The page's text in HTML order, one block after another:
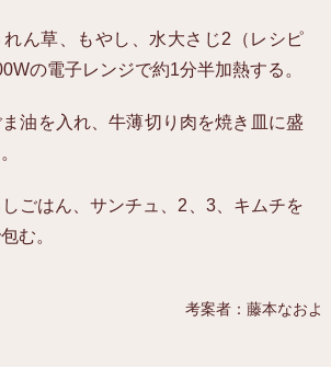
ん草、もやし、水大さじ2（レシピ
の電子レンジで約1分半加熱する。
油を入れ、牛薄切り肉を焼き皿に盛
ごはん、サンチュ、2、3、キムチを
む。
考案者：藤本なおよ